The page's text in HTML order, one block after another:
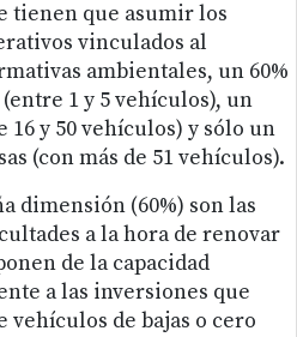
tienen que asumir los
vinculados al
ambientales, un 60%
1 y 5 vehículos), un
16 y 50 vehículos) y sólo un
(con más de 51 vehículos).
dimensión (60%) son las
a la hora de renovar
de la capacidad
a las inversiones que
vehículos de bajas o cero